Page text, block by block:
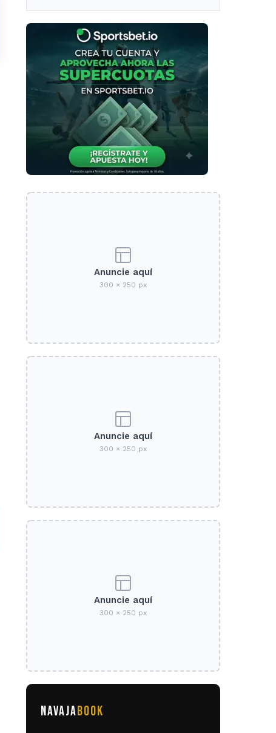
Anuncie aquí
300 × 250 px
Anuncie aquí
300 × 250 px
Anuncie aquí
300 × 250 px
NAVAJABOOK